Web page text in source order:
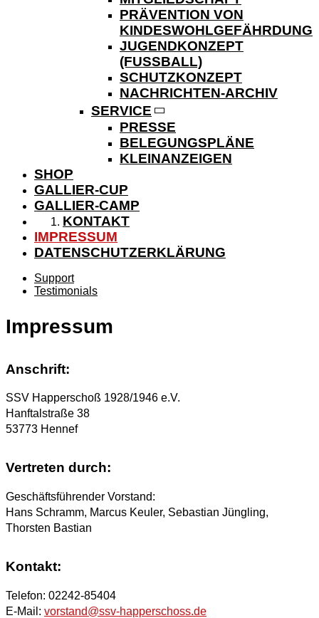
PRÄVENTION VON
KINDESWOHLGEFÄHRDUNG
JUGENDKONZEPT
(FUSSBALL)
SCHUTZKONZEPT
NACHRICHTEN-ARCHIV
SERVICE
PRESSE
BELEGUNGSPLÄNE
KLEINANZEIGEN
SHOP
GALLIER-CUP
GALLIER-CAMP
KONTAKT
IMPRESSUM
DATENSCHUTZERKLÄRUNG
Support
Testimonials
Impressum
Anschrift:
SSV Happerschoß 1928/1946 e.V.
Hanftalstraße 38
53773 Hennef
Vertreten durch:
Geschäftsführender Vorstand:
Hans Schramm, Marcus Keuler, Sebastian Jüngling,
Thorsten Bastian
Kontakt:
Telefon: 02242-85404
E-Mail: vorstand@ssv-happerschoss.de